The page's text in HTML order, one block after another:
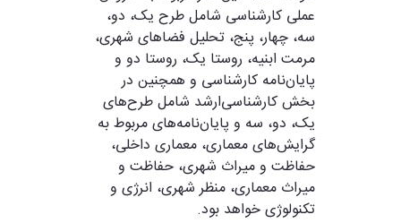
عملی کارشناسی شامل طرح یک، دو،
سه، چهار، پنج، تحلیل فضاهای شهری،
مرمت ابنیه، روستا یک، روستا دو و
پایان‌نامه کارشناسی و همچنین در
بخش کارشناسی‌ارشد شامل طرح‌های
یک، دو، سه و پایان‌نامه‌های مربوط به
گرایش‌های معماری، معماری داخلی،
حفاظت و میراث شهری، حفاظت و
میراث معماری، منظر شهری، انرژی و
تکنولوژی خواهد بود.